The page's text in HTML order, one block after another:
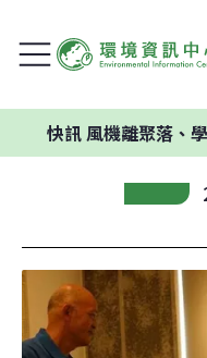
風機離聚落、學校過近